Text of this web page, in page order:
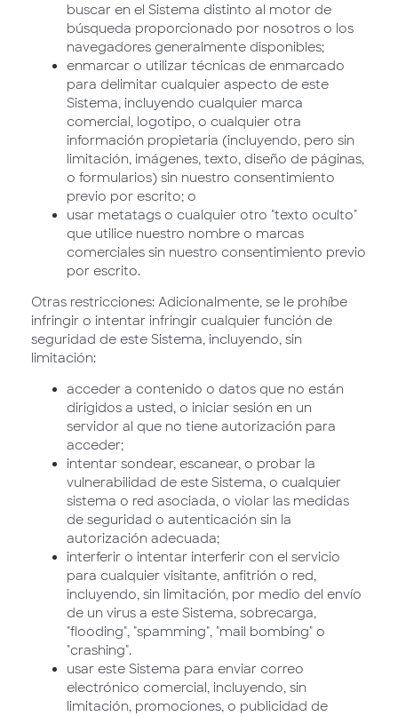
buscar en el Sistema distinto al motor de
búsqueda proporcionado por nosotros o los
navegadores generalmente disponibles;
enmarcar o utilizar técnicas de enmarcado
para delimitar cualquier aspecto de este
Sistema, incluyendo cualquier marca
comercial, logotipo, o cualquier otra
información propietaria (incluyendo, pero sin
limitación, imágenes, texto, diseño de páginas,
o formularios) sin nuestro consentimiento
previo por escrito; o
usar metatags o cualquier otro "texto oculto"
que utilice nuestro nombre o marcas
comerciales sin nuestro consentimiento previo
por escrito.
Otras restricciones: Adicionalmente, se le prohíbe
infringir o intentar infringir cualquier función de
seguridad de este Sistema, incluyendo, sin
limitación:
acceder a contenido o datos que no están
dirigidos a usted, o iniciar sesión en un
servidor al que no tiene autorización para
acceder;
intentar sondear, escanear, o probar la
vulnerabilidad de este Sistema, o cualquier
sistema o red asociada, o violar las medidas
de seguridad o autenticación sin la
autorización adecuada;
interferir o intentar interferir con el servicio
para cualquier visitante, anfitrión o red,
incluyendo, sin limitación, por medio del envío
de un virus a este Sistema, sobrecarga,
"flooding", "spamming", "mail bombing" o
"crashing".
usar este Sistema para enviar correo
electrónico comercial, incluyendo, sin
limitación, promociones, o publicidad de